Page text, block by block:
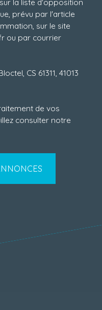
la liste d'opposition
prévu par l'article
sur le site
ou par courrier
CS 61311, 41013
de vos
consulter notre